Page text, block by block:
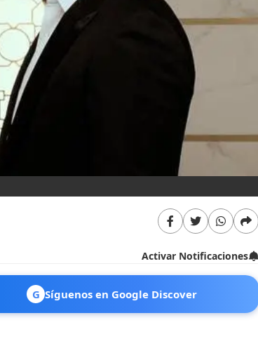
Activar Notificaciones
G Síguenos en Google Discover